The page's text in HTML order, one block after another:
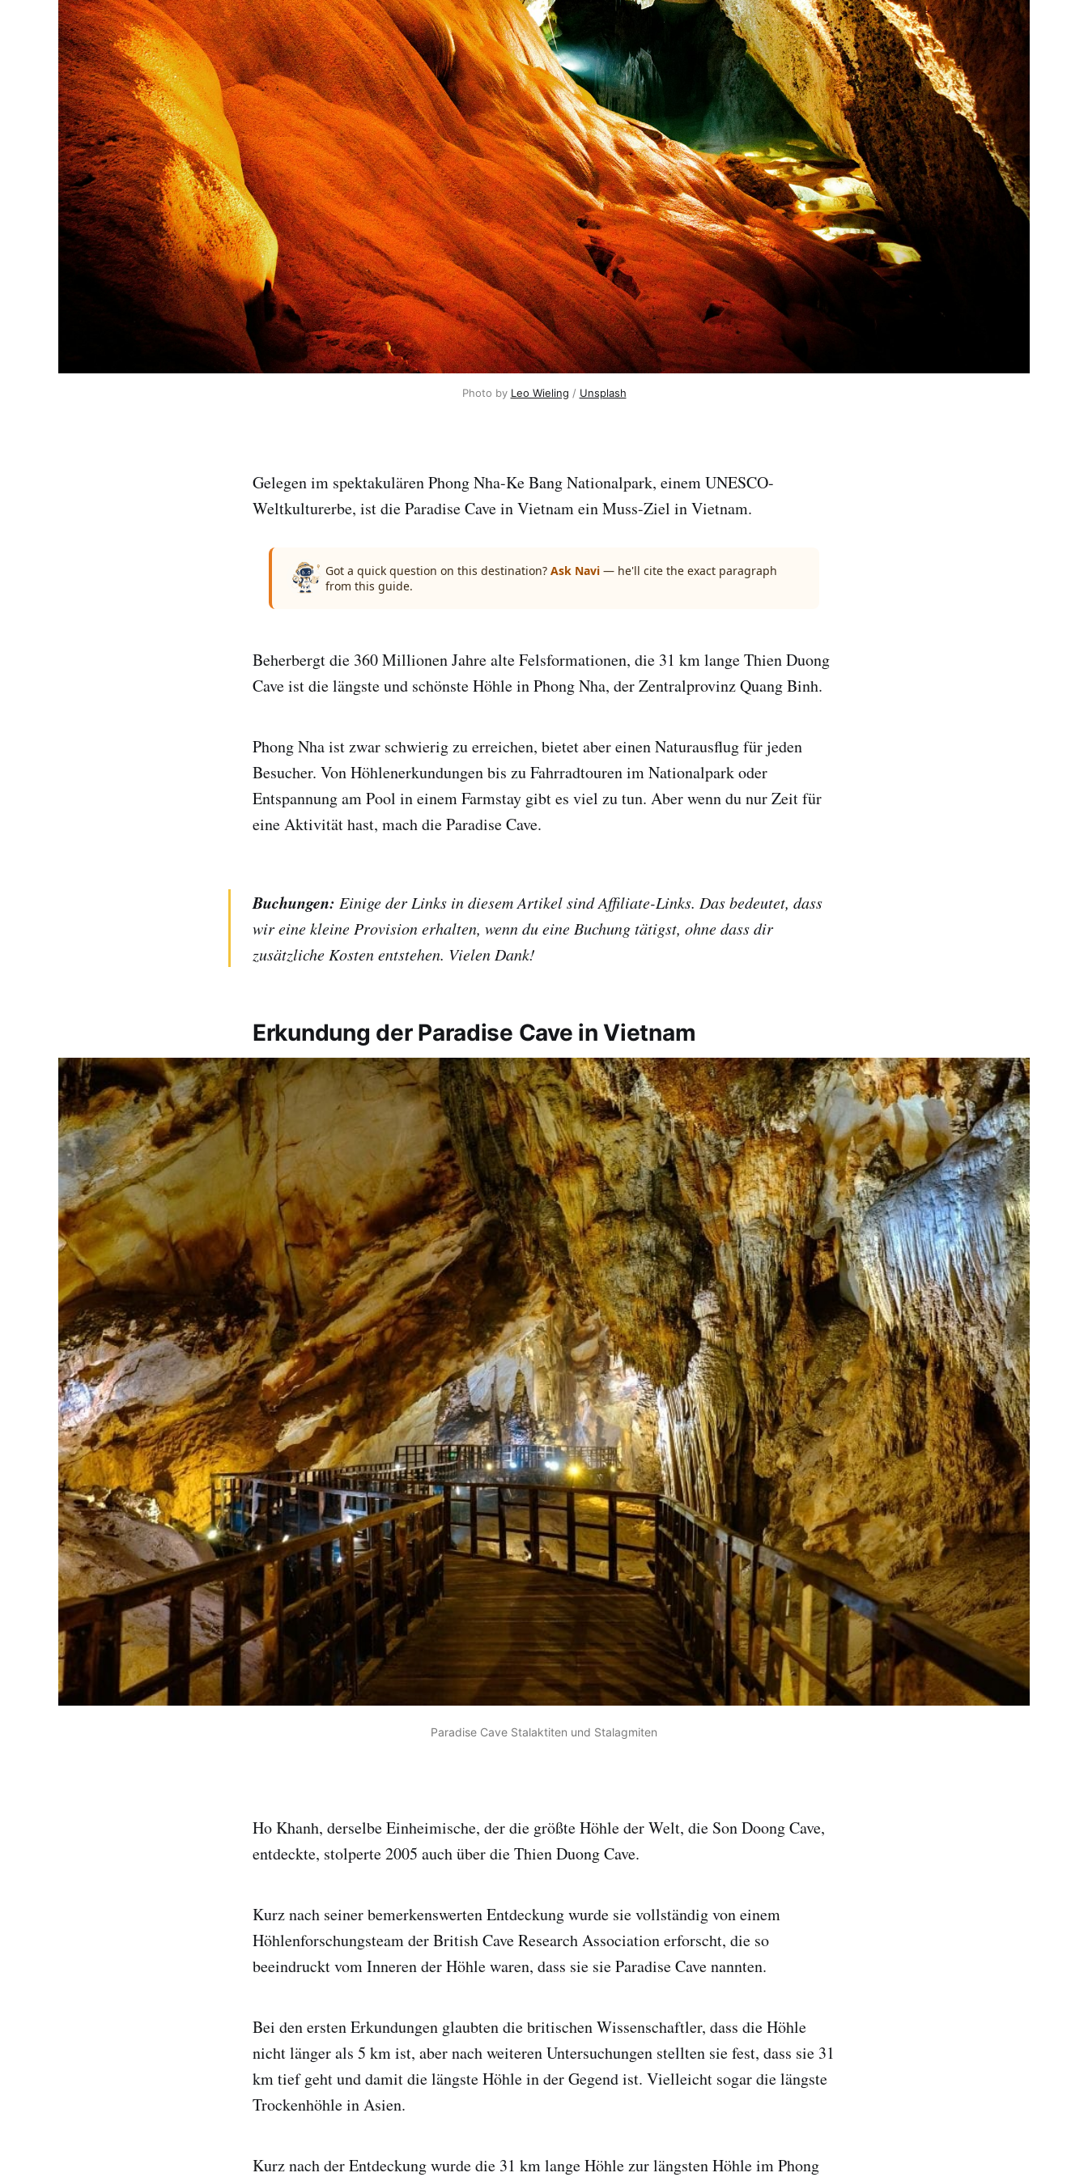
Photo by Leo Wieling / Unsplash
Gelegen im spektakulären Phong Nha-Ke Bang Nationalpark, einem UNESCO-
Weltkulturerbe, ist die Paradise Cave in Vietnam ein Muss-Ziel in Vietnam.
Got a quick question on this destination? Ask Navi — he'll cite the exact paragraph
from this guide.
Beherbergt die 360 Millionen Jahre alte Felsformationen, die 31 km lange Thien Duong
Cave ist die längste und schönste Höhle in Phong Nha, der Zentralprovinz Quang Binh.
Phong Nha ist zwar schwierig zu erreichen, bietet aber einen Naturausflug für jeden
Besucher. Von Höhlenerkundungen bis zu Fahrradtouren im Nationalpark oder
Entspannung am Pool in einem Farmstay gibt es viel zu tun. Aber wenn du nur Zeit für
eine Aktivität hast, mach die Paradise Cave.
Buchungen: Einige der Links in diesem Artikel sind Affiliate-Links. Das bedeutet, dass
wir eine kleine Provision erhalten, wenn du eine Buchung tätigst, ohne dass dir
zusätzliche Kosten entstehen. Vielen Dank!
Erkundung der Paradise Cave in Vietnam
Paradise Cave Stalaktiten und Stalagmiten
Ho Khanh, derselbe Einheimische, der die größte Höhle der Welt, die Son Doong Cave,
entdeckte, stolperte 2005 auch über die Thien Duong Cave.
Kurz nach seiner bemerkenswerten Entdeckung wurde sie vollständig von einem
Höhlenforschungsteam der British Cave Research Association erforscht, die so
beeindruckt vom Inneren der Höhle waren, dass sie sie Paradise Cave nannten.
Bei den ersten Erkundungen glaubten die britischen Wissenschaftler, dass die Höhle
nicht länger als 5 km ist, aber nach weiteren Untersuchungen stellten sie fest, dass sie 31
km tief geht und damit die längste Höhle in der Gegend ist. Vielleicht sogar die längste
Trockenhöhle in Asien.
Kurz nach der Entdeckung wurde die 31 km lange Höhle zur längsten Höhle im Phong